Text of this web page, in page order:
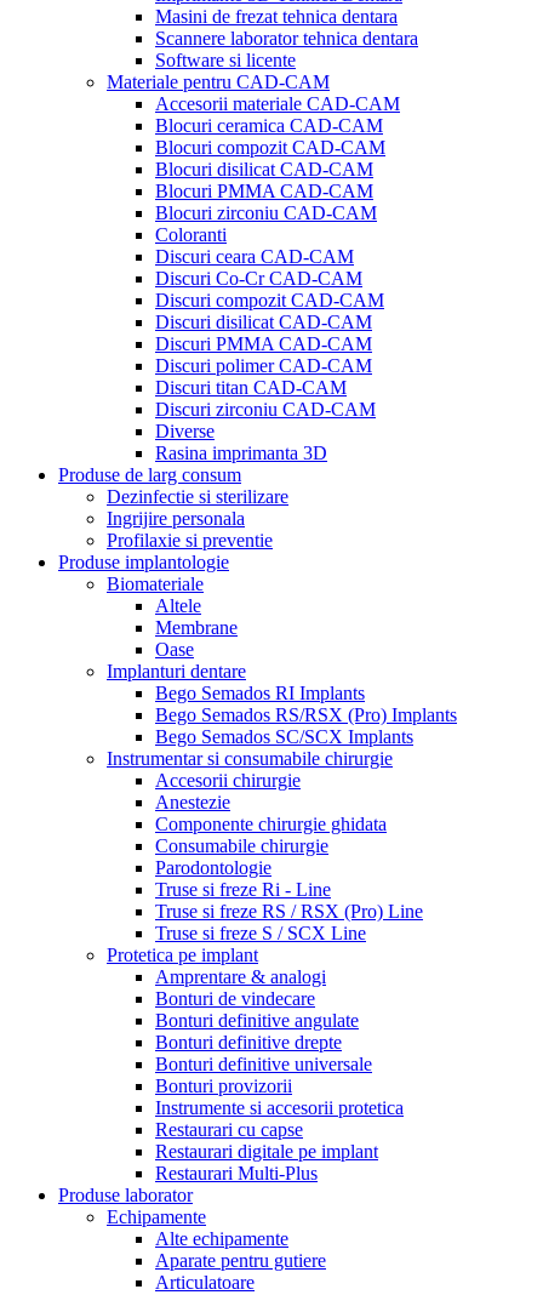
Masini de frezat tehnica dentara
Scannere laborator tehnica dentara
Software si licente
Materiale pentru CAD-CAM
Accesorii materiale CAD-CAM
Blocuri ceramica CAD-CAM
Blocuri compozit CAD-CAM
Blocuri disilicat CAD-CAM
Blocuri PMMA CAD-CAM
Blocuri zirconiu CAD-CAM
Coloranti
Discuri ceara CAD-CAM
Discuri Co-Cr CAD-CAM
Discuri compozit CAD-CAM
Discuri disilicat CAD-CAM
Discuri PMMA CAD-CAM
Discuri polimer CAD-CAM
Discuri titan CAD-CAM
Discuri zirconiu CAD-CAM
Diverse
Rasina imprimanta 3D
Produse de larg consum
Dezinfectie si sterilizare
Ingrijire personala
Profilaxie si preventie
Produse implantologie
Biomateriale
Altele
Membrane
Oase
Implanturi dentare
Bego Semados RI Implants
Bego Semados RS/RSX (Pro) Implants
Bego Semados SC/SCX Implants
Instrumentar si consumabile chirurgie
Accesorii chirurgie
Anestezie
Componente chirurgie ghidata
Consumabile chirurgie
Parodontologie
Truse si freze Ri - Line
Truse si freze RS / RSX (Pro) Line
Truse si freze S / SCX Line
Protetica pe implant
Amprentare & analogi
Bonturi de vindecare
Bonturi definitive angulate
Bonturi definitive drepte
Bonturi definitive universale
Bonturi provizorii
Instrumente si accesorii protetica
Restaurari cu capse
Restaurari digitale pe implant
Restaurari Multi-Plus
Produse laborator
Echipamente
Alte echipamente
Aparate pentru gutiere
Articulatoare